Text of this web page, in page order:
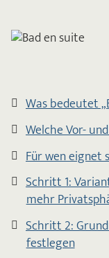
Was bedeutet
Welche Vor-
Für wen eignet
Schritt 1:
mehr
Schritt 2:
festlegen